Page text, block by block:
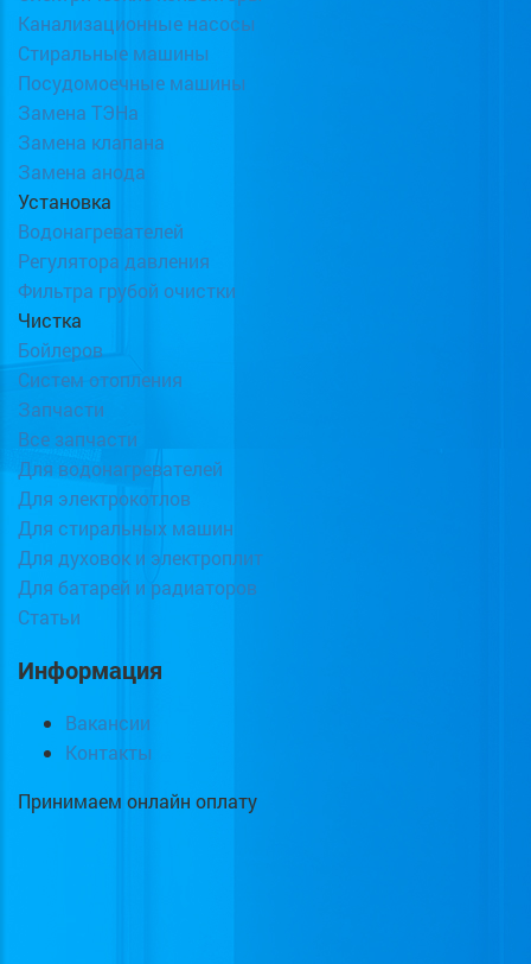
Канализационные насосы
Стиральные машины
Посудомоечные машины
Замена ТЭНа
Замена клапана
Замена анода
Установка
Водонагревателей
Регулятора давления
Фильтра грубой очистки
Чистка
Бойлеров
Систем отопления
Запчасти
Все запчасти
Для водонагревателей
Для электрокотлов
Для стиральных машин
Для духовок и электроплит
Для батарей и радиаторов
Статьи
Информация
Вакансии
Контакты
Принимаем онлайн оплату